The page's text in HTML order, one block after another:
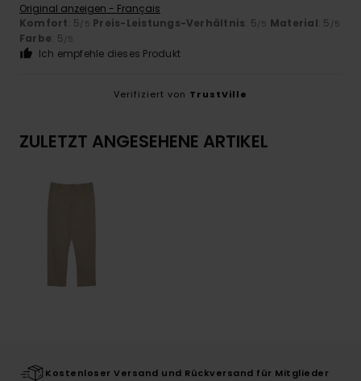
Original anzeigen - Français
Komfort: 5/5 Preis-Leistungs-Verhältnis: 5/5 Material: 5 /5
Farbe: 5/5
Ich empfehle dieses Produkt
Verifiziert von TrustVille
ZULETZT ANGESEHENE ARTIKEL
Kostenloser Versand und Rückversand für Mitglieder